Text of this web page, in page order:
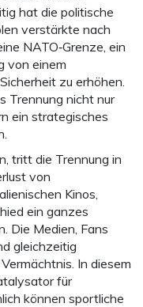
hat die politische
verstärkte nach
NATO‑Grenze, ein
von einem
zu erhöhen.
Trennung nicht nur
ein strategisches
tritt die Trennung in
von
Kinos,
ein ganzes
Die Medien, Fans
gleichzeitig
In diesem
für
können sportliche